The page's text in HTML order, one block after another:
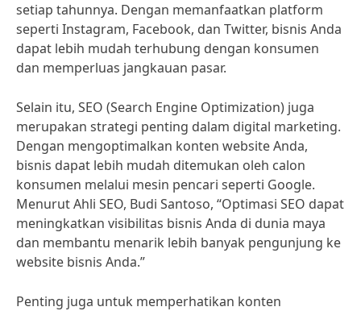
setiap tahunnya. Dengan memanfaatkan platform
seperti Instagram, Facebook, dan Twitter, bisnis Anda
dapat lebih mudah terhubung dengan konsumen
dan memperluas jangkauan pasar.
Selain itu, SEO (Search Engine Optimization) juga
merupakan strategi penting dalam digital marketing.
Dengan mengoptimalkan konten website Anda,
bisnis dapat lebih mudah ditemukan oleh calon
konsumen melalui mesin pencari seperti Google.
Menurut Ahli SEO, Budi Santoso, “Optimasi SEO dapat
meningkatkan visibilitas bisnis Anda di dunia maya
dan membantu menarik lebih banyak pengunjung ke
website bisnis Anda.”
Penting juga untuk memperhatikan konten